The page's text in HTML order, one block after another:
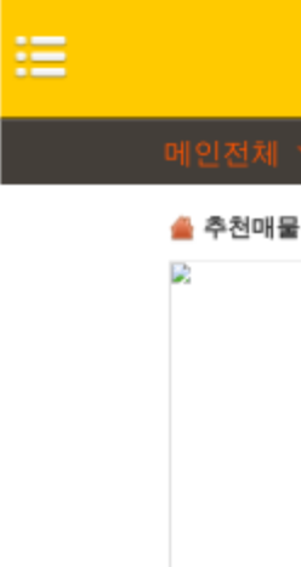
메인전체
추천매물